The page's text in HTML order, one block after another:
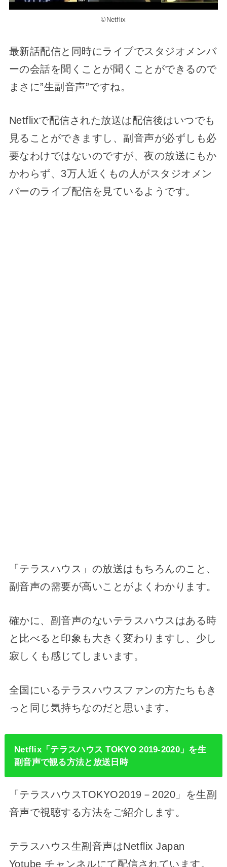
©Netflix
最新話配信と同時にライブでスタジオメンバ
ーの会話を聞くことが聞くことができるので
まさに”生副音声”ですね。
Netflixで配信された放送は配信後はいつでも
見ることができますし、副音声が必ずしも必
要なわけではないのですが、夜の放送にもか
かわらず、3万人近くもの人がスタジオメン
バーのライブ配信を見ているようです。
「テラスハウス」の放送はもちろんのこと、
副音声の需要が高いことがよくわかります。
確かに、副音声のないテラスハウスはある時
と比べると印象も大きく変わりますし、少し
寂しくも感じてしまいます。
全国にいるテラスハウスファンの方たちもき
っと同じ気持ちなのだと思います。
Netflix「テラスハウス TOKYO 2019-2020」を生
副音声で観る方法と放送日時
「テラスハウスTOKYO2019－2020」を生副
音声で視聴する方法をご紹介します。
テラスハウス生副音声はNetflix Japan
Yotube チャンネルにて配信されています。